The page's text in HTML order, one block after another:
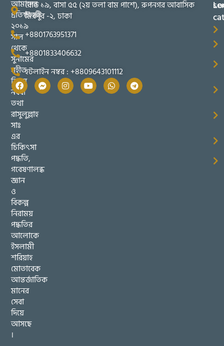
আমাদের
প্রতিষ্ঠানটি
২০১৯
সাল
থেকে
সুনামের
সহীত
তিব্বুন
নববী
তথা
রাসুলুল্লাহ
সাঃ
এর
চিকিৎসা
পদ্ধতি,
গবেষণালব্ধ
জ্ঞান
ও
বিকল্প
নিরাময়
পদ্ধতির
আলোকে
ইসলামী
শরিয়াহ
মোতাবেক
আন্তর্জাতিক
মানের
সেবা
দিয়ে
আসছে
।
রোড ১৯, বাসা ৫৫ (২য় তলা বাম পাশে), রুপনগর আবাসিক
মিরপুর -২, ঢাকা
+8801763951371
+8801833406632
হটলাইন নম্বর : +8809643101112